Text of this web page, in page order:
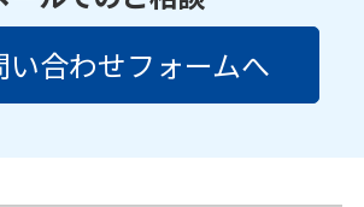
い合わせフォームへ